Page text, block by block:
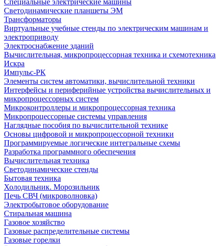
Специальные электрические машины
Светодинамические планшеты ЭМ
Трансформаторы
Виртуальные учебные стенды по электрическим машинам и
электроприводу
Электроснабжение зданий
Вычислительная, микропроцессорная техника и схемотехника
Искра
Импульс-РК
Элементы систем автоматики, вычислительной техники
Интерфейсы и периферийные устройства вычислительных и
микропроцессорных систем
Микроконтроллеры и микропроцессорная техника
Микропроцессорные системы управления
Наглядные пособия по вычислительной технике
Основы цифровой и микропроцессорной техники
Программируемые логические интегральные схемы
Разработка программного обеспечения
Вычислительная техника
Светодинамические стенды
Бытовая техника
Холодильник. Морозильник
Печь СВЧ (микроволновка)
Электробытовое оборудование
Стиральная машина
Газовое хозяйство
Газовые распределительные системы
Газовые горелки